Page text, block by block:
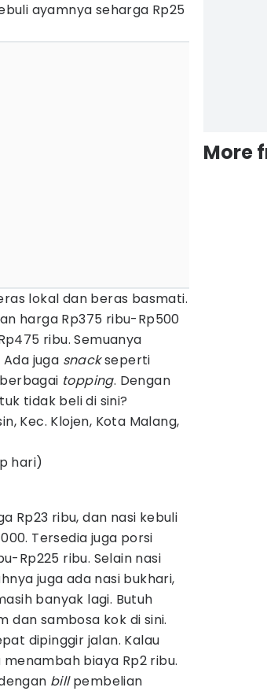
ayamnya seharga Rp25
lokal dan beras basmati.
harga Rp375 ribu-Rp500
ribu. Semuanya
juga snackseperti
topping. Dengan
tidak beli di sini?
Kec. Klojen, Kota Malang,
hari)
Rp23 ribu, dan nasi kebuli
Tersedia juga porsi
Rp225 ribu. Selain nasi
juga ada nasi bukhari,
banyak lagi. Butuh
dan sambosa kok di sini.
dipinggir jalan. Kalau
biaya Rp2 ribu.
billpembelian
More